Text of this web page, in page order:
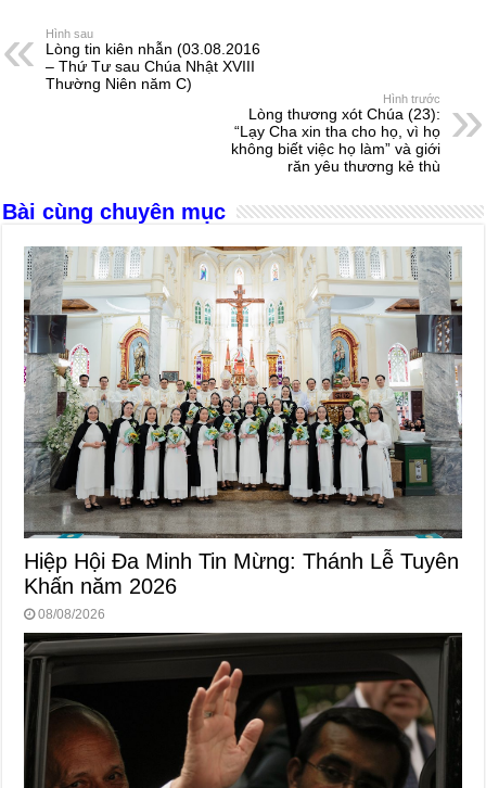
e
b
o
n
g
s
A
p
d
s
Hình sau
Lòng tin kiên nhẫn (03.08.2016
– Thứ Tư sau Chúa Nhật XVIII
Thường Niên năm C)
Hình trước
Lòng thương xót Chúa (23):
“Lạy Cha xin tha cho họ, vì họ
không biết việc họ làm” và giới
răn yêu thương kẻ thù
Bài cùng chuyên mục
Hiệp Hội Đa Minh Tin Mừng: Thánh Lễ Tuyên
Khấn năm 2026
08/08/2026